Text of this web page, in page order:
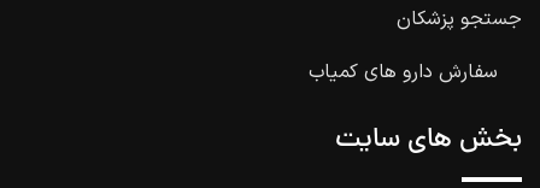
جستجو پزشکان
سفارش دارو های کمیاب
بخش های سایت